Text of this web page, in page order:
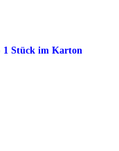
1 Stück im Karton